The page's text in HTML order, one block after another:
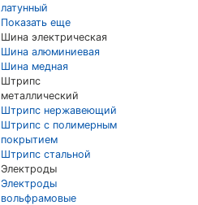
латунный
Показать еще
Шина электрическая
Шина алюминиевая
Шина медная
Штрипс
металлический
Штрипс нержавеющий
Штрипс с полимерным
покрытием
Штрипс стальной
Электроды
Электроды
вольфрамовые